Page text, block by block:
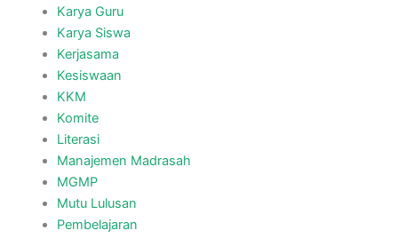
Karya Guru
Karya Siswa
Kerjasama
Kesiswaan
KKM
Komite
Literasi
Manajemen Madrasah
MGMP
Mutu Lulusan
Pembelajaran